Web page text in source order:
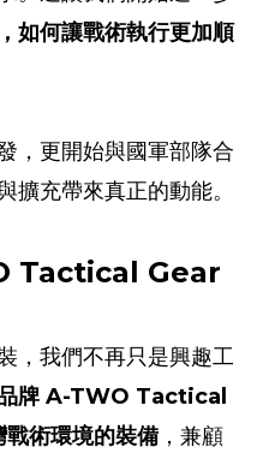
如何讓戰術執行更加順
，更開始與國軍部隊合
擴充帶來真正的動能。
Tactical Gear
，我們不再只是興趣工
牌 A-TWO Tactical
術環境的裝備，兼顧